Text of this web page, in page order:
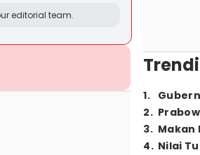
editorial team.
1.
2.
3. Makan
4. Nilai